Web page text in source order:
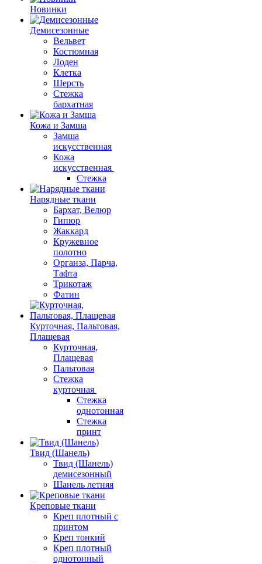
Новинки
Демисезонные
Вельвет
Костюмная
Лоден
Клетка
Шерсть
Стежка
бархатная
Кожа и Замша
Замша
искусственная
Кожа
искусственная
Стежка
Нарядные ткани
Бархат, Велюр
Гипюр
Жаккард
Кружевное
полотно
Органза, Парча,
Тафта
Трикотаж
Фатин
Курточная, Пальтовая,
Плащевая
Курточная,
Плащевая
Пальтовая
Стежка
курточная
Стежка
однотонная
Стежка
принт
Твид (Шанель)
Твид (Шанель)
демисезонный
Шанель летняя
Креповые ткани
Креп плотный с
принтом
Креп тонкий
Креп плотный
однотонный